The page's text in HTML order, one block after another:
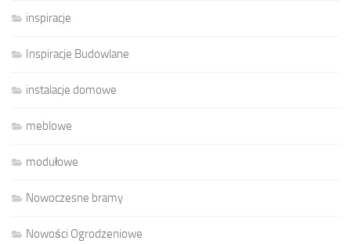
inspiracje
Inspiracje Budowlane
instalacje domowe
meblowe
modułowe
Nowoczesne bramy
Nowości Ogrodzeniowe